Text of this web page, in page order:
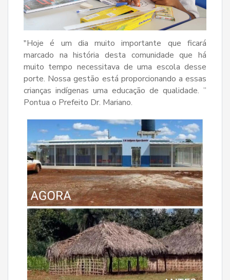
"Hoje é um dia muito importante que ficará
marcado na história desta comunidade que há
muito tempo necessitava de uma escola desse
porte. Nossa gestão está proporcionando a essas
crianças indígenas uma educação de qualidade. ”
Pontua o Prefeito Dr. Mariano.